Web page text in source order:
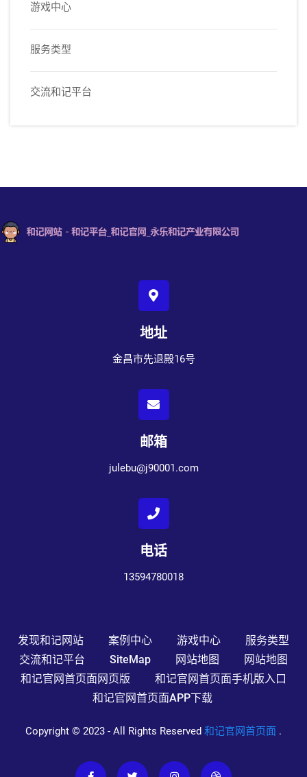
游戏中心
服务类型
交流和记平台
地址
金昌市先退殿16号
邮箱
julebu@j90001.com
电话
13594780018
发现和记网站 案例中心 游戏中心
服务类型
交流和记平台
SiteMap 网站地图
网站地图
和记官网首页面网页版
和记官网首页面手机版入口
和记官网首页面APP下载
Copyright © 2023 - All Rights Reserved 和记官网首页面 .